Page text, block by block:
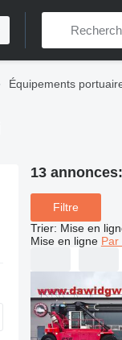
Équipements
13 annonces:
Filtre
Trier: Mise en
Mise en ligne Par